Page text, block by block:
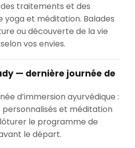
traitements et des
yoga et méditation. Balades
ou découverte de la vie
vos envies.
— dernière journée de
d’immersion ayurvédique :
personnalisés et méditation
le programme de
le départ.